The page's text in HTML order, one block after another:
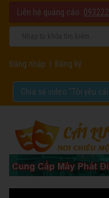
Liên hệ quảng cáo:
Đăng nhập Đăng ký
Chia sẻ video "Tôi yêu